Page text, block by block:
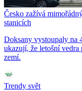
Česko zažívá
stanicích
Doksany vystoupaly na
ukazují, že letošní
zemí.
Trendy svět